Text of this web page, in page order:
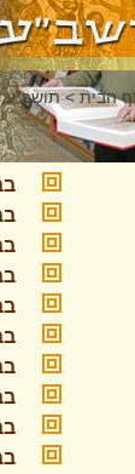
הבית >תושב"ע